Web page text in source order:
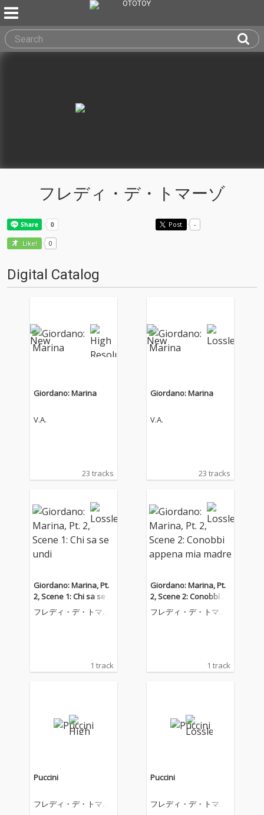
フレディ・デ・トマーゾ
Post -
Like! 0
Digital Catalog
Giordano: Marina
V.A.
23 tracks
Giordano: Marina
V.A.
23 tracks
Giordano: Marina, Pt.
2, Scene 1: Chi sa se u
ndi
フレディ・デ・トマー
1 track
Giordano: Marina, Pt.
2, Scene 2: Conobbi a
ppena mia madre
フレディ・デ・トマー
1 track
Puccini
フレディ・デ・トマー
Puccini
フレディ・デ・トマー